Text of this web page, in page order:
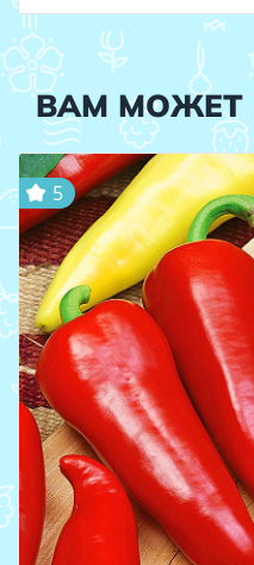
ВАМ МОЖЕТ
5